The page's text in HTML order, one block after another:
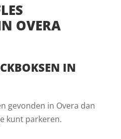
OVERA
IN
gevonden in Overa dan
kunt parkeren.